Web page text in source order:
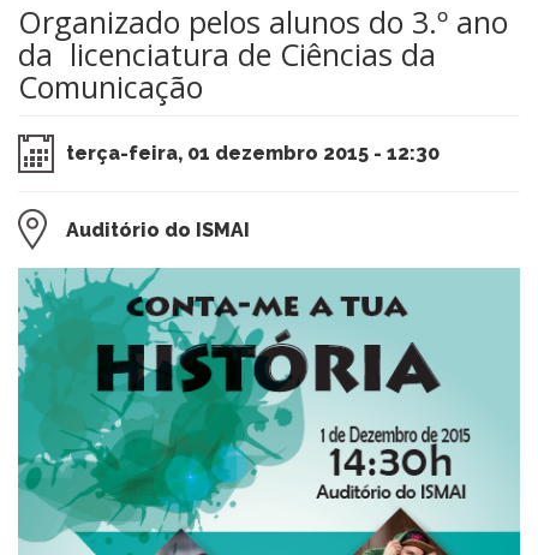
Organizado pelos alunos do 3.º ano
da licenciatura de Ciências da
Comunicação
terça-feira, 01 dezembro 2015 - 12:30
Auditório do ISMAI